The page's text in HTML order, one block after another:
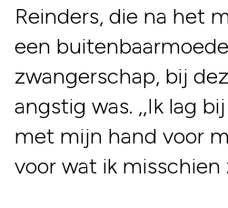
Reinders, die na het
een
zwangerschap, bij
angstig was. ,,Ik lag
met mijn hand voor
voor wat ik misschien